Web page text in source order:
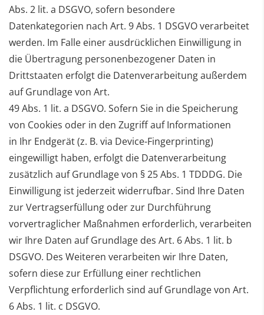
Abs. 2 lit. a DSGVO, sofern besondere
Datenkategorien nach Art. 9 Abs. 1 DSGVO verarbeitet
werden. Im Falle einer ausdrücklichen Einwilligung in
die Übertragung personenbezogener Daten in
Drittstaaten erfolgt die Datenverarbeitung außerdem
auf Grundlage von Art.
49 Abs. 1 lit. a DSGVO. Sofern Sie in die Speicherung
von Cookies oder in den Zugriff auf Informationen
in Ihr Endgerät (z. B. via Device-Fingerprinting)
eingewilligt haben, erfolgt die Datenverarbeitung
zusätzlich auf Grundlage von § 25 Abs. 1 TDDDG. Die
Einwilligung ist jederzeit widerrufbar. Sind Ihre Daten
zurVertragserfüllung oder zur Durchführung
vorvertraglicher Maßnahmen erforderlich, verarbeiten
wir Ihre Daten auf Grundlage des Art. 6 Abs. 1 lit. b
DSGVO. Des Weiteren verarbeiten wir Ihre Daten,
sofern diesezur Erfüllung einer rechtlichen
Verpflichtung erforderlich sind auf Grundlage von Art.
6 Abs. 1 lit. c DSGVO.